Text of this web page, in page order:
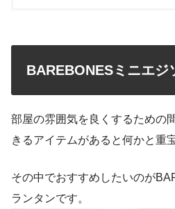
BAREBONESミニエジ
部屋の雰囲気を良くするための
きるアイテムがあると何かと重
その中でおすすめしたいのが
ランタンです。